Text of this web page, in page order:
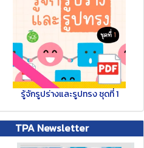
รู้จักรูปร่างและรูปทรง ชุดที่ 1
TPA Newsletter